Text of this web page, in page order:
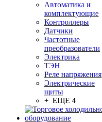
Автоматика и
комплектующие
Контроллеры
Датчики
Частотные
преобразователи
Электрика
ТЭН
Реле напряжения
Электрические
щиты
+ ЕЩЕ 4